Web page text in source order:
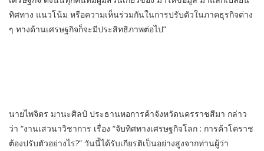
ทิศทาง แนวโน้ม หรือความเห็นร่วมกันในการปรับตัวในภาคธุรกิจต่าง
ๆ ทางด้านเศรษฐกิจก็จะมีประสิทธิภาพต่อไป”
นายไพจิตร มานะศิลป์ ประธานหอการค้าจังหวัดนครราชสีมา กล่าว
ว่า “งานเสวนาวิชาการ เรื่อง “จับทิศทางเศรษฐกิจโลก : การค้าโคราช
ต้องปรับตัวอย่างไร?” วันนี้ได้รับเกียรติเป็นอย่างสูงจากท่านผู้ว่า